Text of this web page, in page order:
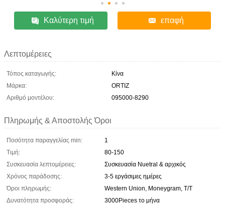
Καλύτερη τιμή επαφή
Λεπτομέρειες
Τόπος καταγωγής:
Κίνα
Μάρκα:
ORTIZ
Αριθμό μοντέλου:
095000-8290
Πληρωμής & Αποστολής Όροι
Ποσότητα παραγγελίας min:
1
Τιμή:
80-150
Συσκευασία λεπτομέρειες:
Συσκευασία Nuetral & αρχικός
Χρόνος παράδοσης:
3-5 εργάσιμες ημέρες
Όροι πληρωμής:
Western Union, Moneygram, T/T
Δυνατότητα προσφοράς:
3000Pieces το μήνα